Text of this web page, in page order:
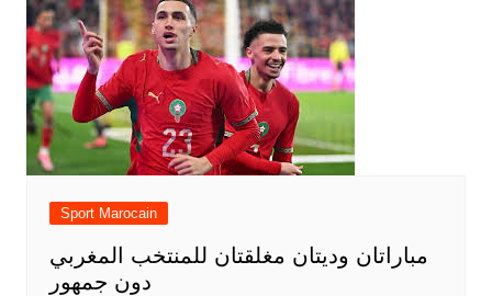
Sport Marocain
مباراتان وديتان مغلقتان للمنتخب المغربي
دون جمهور